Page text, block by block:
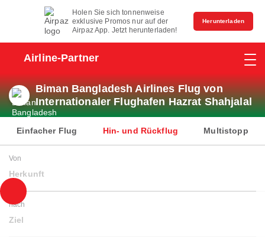
Holen Sie sich tonnenweise
exklusive Promos nur auf der
Airpaz App. Jetzt herunterladen!
Herunterladen
Airline-Partner
Biman Bangladesh Airlines Flug von
Internationaler Flughafen Hazrat Shahjalal
Einfacher Flug Hin- und Rückflug Multistopp
Von
Herkunft
nach
Ziel